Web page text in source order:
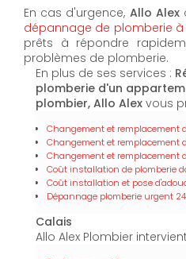
En cas d'urgence, Allo Alex
dépannage de plomberie à
prêts à répondre
problèmes de plomberie.
En plus de ses services :
plomberie d'un
plombier, Allo Alex vous
Changement et remplacement
Changement et remplacement
Changement et remplacement
Coût installation de plomberie
Coût installation et pose
Dépannage plomberie urgent
Calais
Allo Alex Plombier